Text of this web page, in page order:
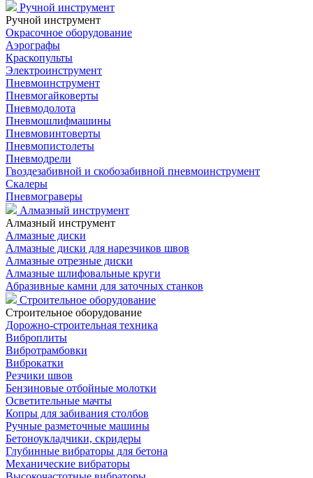
Ручной инструмент
Ручной инструмент
Окрасочное оборудование
Аэрографы
Краскопульты
Электроинструмент
Пневмоинструмент
Пневмогайковерты
Пневмодолота
Пневмошлифмашины
Пневмовинтоверты
Пневмопистолеты
Пневмодрели
Гвоздезабивной и скобозабивной пневмоинструмент
Скалеры
Пневмограверы
Алмазный инструмент
Алмазный инструмент
Алмазные диски
Алмазные диски для нарезчиков швов
Алмазные отрезные диски
Алмазные шлифовальные круги
Абразивные камни для заточных станков
Строительное оборудование
Строительное оборудование
Дорожно-строительная техника
Виброплиты
Вибротрамбовки
Виброкатки
Резчики швов
Бензиновые отбойные молотки
Осветительные мачты
Копры для забивания столбов
Ручные разметочные машины
Бетоноукладчики, скридеры
Глубинные вибраторы для бетона
Механические вибраторы